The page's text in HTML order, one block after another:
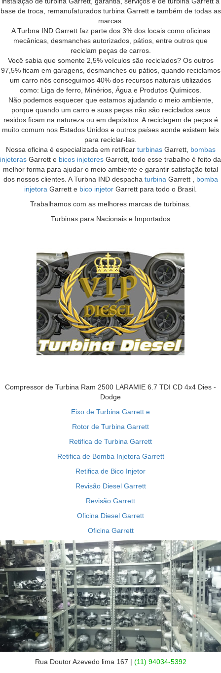
base de troca, remanufaturados turbina Garrett e também de todas as
marcas.
A Turbna IND Garrett faz parte dos 3% dos locais como oficinas
mecânicas, desmanches autorizados, pátios, entre outros que
reciclam peças de carros.
Você sabia que somente 2,5% veículos são reciclados? Os outros
97,5% ficam em garagens, desmanches ou pátios, quando reciclamos
um carro nós conseguimos 40% dos recursos naturais utilizados
como: Liga de ferro, Minérios, Água e Produtos Químicos.
Não podemos esquecer que estamos ajudando o meio ambiente,
porque quando um carro e suas peças não são reciclados seus
residos ficam na natureza ou em depósitos. A reciclagem de peças é
muito comum nos Estados Unidos e outros países aonde existem leis
para reciclar-las.
Nossa oficina é especializada em retificar turbinasGarrett, bombas
injetoras Garrett e bicos injetores Garrett, todo esse trabalho é feito da
melhor forma para ajudar o meio ambiente e garantir satisfação total
dos nossos clientes. A Turbna IND despacha turbina Garrett , bomba
injetora Garrett e bico injetor Garrett para todo o Brasil.
Trabalhamos com as melhores marcas de turbinas.
Turbinas para Nacionais e Importados
Compressor de Turbina Ram 2500 LARAMIE 6.7 TDI CD 4x4 Dies -
Dodge
Eixo de Turbina Garrett e
Rotor de Turbina Garrett
Retifica de Turbina Garrett
Retifica de Bomba Injetora Garrett
Retifica de Bico Injetor
Revisão Diesel Garrett
Revisão Garrett
Oficina Diesel Garrett
Oficina Garrett
Rua Doutor Azevedo lima 167 | (11) 94034-5392